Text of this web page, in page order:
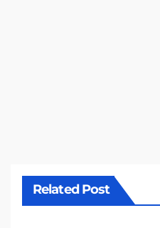
Related Post